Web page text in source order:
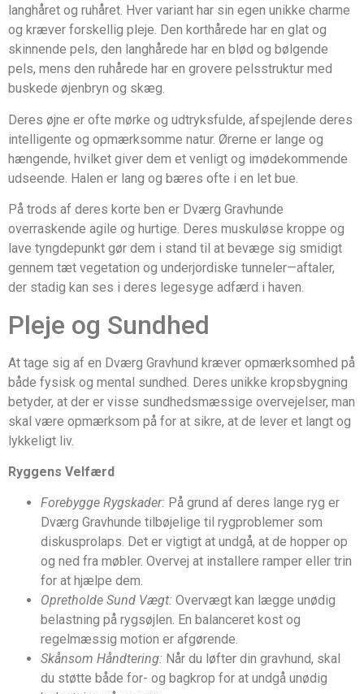
langhåret og ruhåret. Hver variant har sin egen unikke charme
og kræver forskellig pleje. Den korthårede har en glat og
skinnende pels, den langhårede har en blød og bølgende
pels, mens den ruhårede har en grovere pelsstruktur med
buskede øjenbryn og skæg.
Deres øjne er ofte mørke og udtryksfulde, afspejlende deres
intelligente og opmærksomme natur. Ørerne er lange og
hængende, hvilket giver dem et venligt og imødekommende
udseende. Halen er lang og bæres ofte i en let bue.
På trods af deres korte ben er Dværg Gravhunde
overraskende agile og hurtige. Deres muskuløse kroppe og
lave tyngdepunkt gør dem i stand til at bevæge sig smidigt
gennem tæt vegetation og underjordiske tunneler—aftaler,
der stadig kan ses i deres legesyge adfærd i haven.
Pleje og Sundhed
At tage sig af en Dværg Gravhund kræver opmærksomhed på
både fysisk og mental sundhed. Deres unikke kropsbygning
betyder, at der er visse sundhedsmæssige overvejelser, man
skal være opmærksom på for at sikre, at de lever et langt og
lykkeligt liv.
Ryggens Velfærd
Forebygge Rygskader: På grund af deres lange ryg er
Dværg Gravhunde tilbøjelige til rygproblemer som
diskusprolaps. Det er vigtigt at undgå, at de hopper op
og ned fra møbler. Overvej at installere ramper eller trin
for at hjælpe dem.
Opretholde Sund Vægt: Overvægt kan lægge unødig
belastning på rygsøjlen. En balanceret kost og
regelmæssig motion er afgørende.
Skånsom Håndtering: Når du løfter din gravhund, skal
du støtte både for- og bagkrop for at undgå unødig